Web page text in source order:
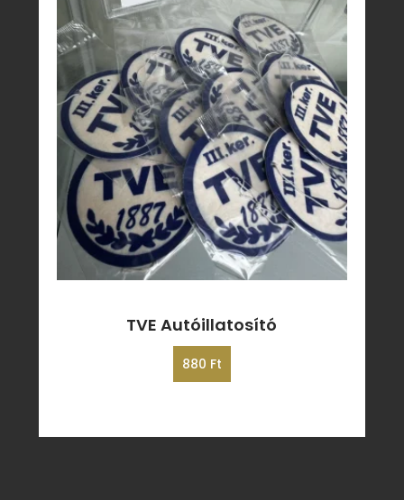
TVE Autóillatosító
880 Ft